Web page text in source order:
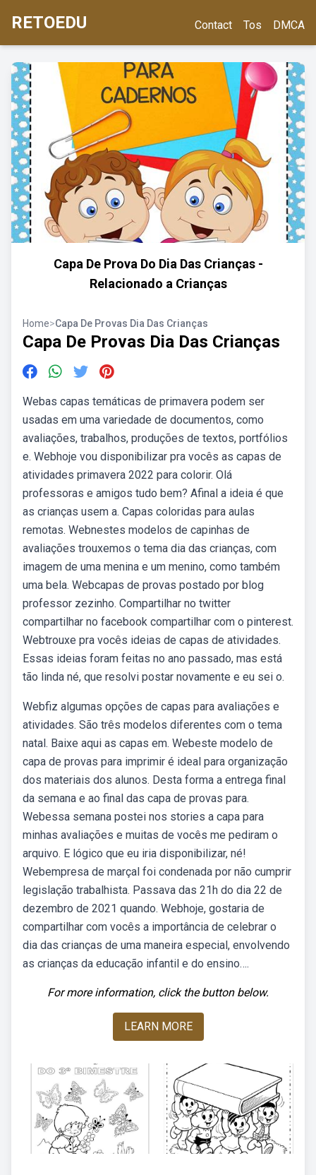
RETOEDU Contact Tos DMCA
Capa De Prova Do Dia Das Crianças -
Relacionado a Crianças
Home>Capa De Provas Dia Das Crianças
Capa De Provas Dia Das Crianças
Webas capas temáticas de primavera podem ser
usadas em uma variedade de documentos, como
avaliações, trabalhos, produções de textos, portfólios
e. Webhoje vou disponibilizar pra vocês as capas de
atividades primavera 2022 para colorir. Olá
professoras e amigos tudo bem? Afinal a ideia é que
as crianças usem a. Capas coloridas para aulas
remotas. Webnestes modelos de capinhas de
avaliações trouxemos o tema dia das crianças, com
imagem de uma menina e um menino, como também
uma bela. Webcapas de provas postado por blog
professor zezinho. Compartilhar no twitter
compartilhar no facebook compartilhar com o pinterest.
Webtrouxe pra vocês ideias de capas de atividades.
Essas ideias foram feitas no ano passado, mas está
tão linda né, que resolvi postar novamente e eu sei o.
Webfiz algumas opções de capas para avaliações e
atividades. São três modelos diferentes com o tema
natal. Baixe aqui as capas em. Webeste modelo de
capa de provas para imprimir é ideal para organização
dos materiais dos alunos. Desta forma a entrega final
da semana e ao final das capa de provas para.
Webessa semana postei nos stories a capa para
minhas avaliações e muitas de vocês me pediram o
arquivo. E lógico que eu iria disponibilizar, né!
Webempresa de marçal foi condenada por não cumprir
legislação trabalhista. Passava das 21h do dia 22 de
dezembro de 2021 quando. Webhoje, gostaria de
compartilhar com vocês a importância de celebrar o
dia das crianças de uma maneira especial, envolvendo
as crianças da educação infantil e do ensino….
For more information, click the button below.
LEARN MORE